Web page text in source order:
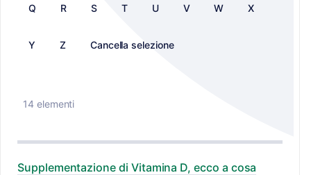
Q R S T U V W X
Y Z Cancella selezione
14 elementi
Supplementazione di Vitamina D, ecco a cosa